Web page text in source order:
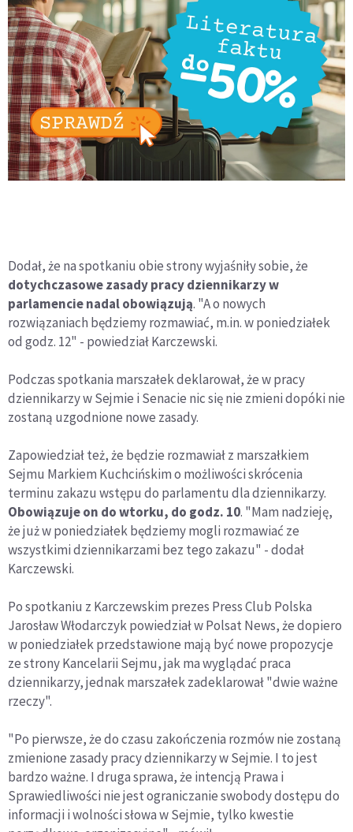
Dodał, że na spotkaniu obie strony wyjaśniły sobie, że
dotychczasowe zasady pracy dziennikarzy w
parlamencie nadal obowiązują. "A o nowych
rozwiązaniach będziemy rozmawiać, m.in. w poniedziałek
od godz. 12" - powiedział Karczewski.
Podczas spotkania marszałek deklarował, że w pracy
dziennikarzy w Sejmie i Senacie nic się nie zmieni dopóki nie
zostaną uzgodnione nowe zasady.
Zapowiedział też, że będzie rozmawiał z marszałkiem
Sejmu Markiem Kuchcińskim o możliwości skrócenia
terminu zakazu wstępu do parlamentu dla dziennikarzy.
Obowiązuje on do wtorku, do godz. 10. "Mam nadzieję,
że już w poniedziałek będziemy mogli rozmawiać ze
wszystkimi dziennikarzami bez tego zakazu" - dodał
Karczewski.
Po spotkaniu z Karczewskim prezes Press Club Polska
Jarosław Włodarczyk powiedział w Polsat News, że dopiero
w poniedziałek przedstawione mają być nowe propozycje
ze strony Kancelarii Sejmu, jak ma wyglądać praca
dziennikarzy, jednak marszałek zadeklarował "dwie ważne
rzeczy".
"Po pierwsze, że do czasu zakończenia rozmów nie zostaną
zmienione zasady pracy dziennikarzy w Sejmie. I to jest
bardzo ważne. I druga sprawa, że intencją Prawa i
Sprawiedliwości nie jest ograniczanie swobody dostępu do
informacji i wolności słowa w Sejmie, tylko kwestie